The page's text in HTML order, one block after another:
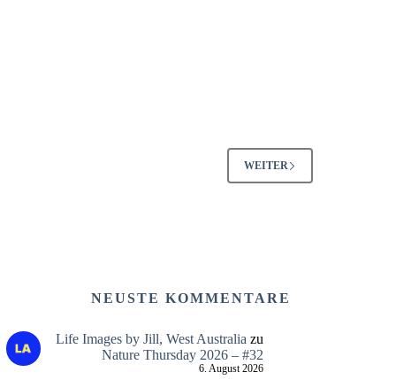
WEITER
NEUSTE KOMMENTARE
Life Images by Jill, West Australia zu
Nature Thursday 2026 – #32
6. August 2026